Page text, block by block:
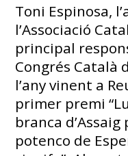
Toni Espinosa,
l’Associació
principal
Congrés Català
l’any vinent a
primer premi
branca d’Assaig
potenco de